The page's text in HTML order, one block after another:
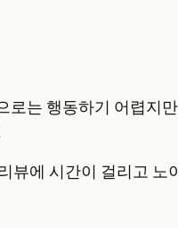
는 행동하기 어렵지
뷰에 시간이 걸리고